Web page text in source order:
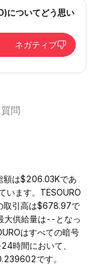
についてどう思い
ネガティブ
問
額は$206.03Kであ
います。TESOURO
取引高は$678.97で
大供給量は--となっ
はすべての暗号
時間において、
です。